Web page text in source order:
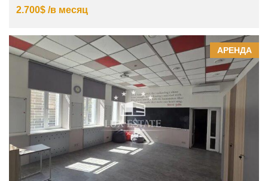
2.700$ /в месяц
АРЕНДА